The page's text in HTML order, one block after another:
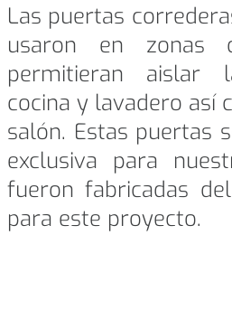
Las puertas
usaron en zonas
permitieran aislar
cocina y lavadero así
salón. Estas puertas
exclusiva para
fueron fabricadas
para este proyecto.